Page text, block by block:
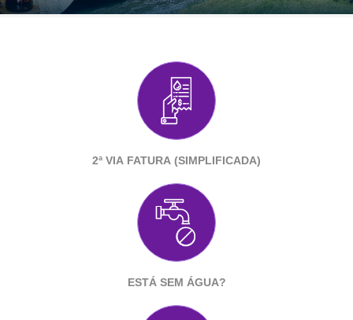
2ª via fatura (simplificada)
Está sem água?